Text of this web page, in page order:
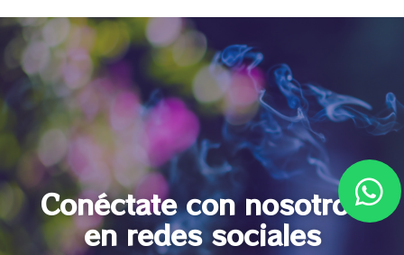
Conéctate con nosotros
en redes sociales